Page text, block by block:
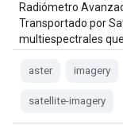
Radiómetro
Transportado por
multiespectrales que
aster imagery
satellite-imagery